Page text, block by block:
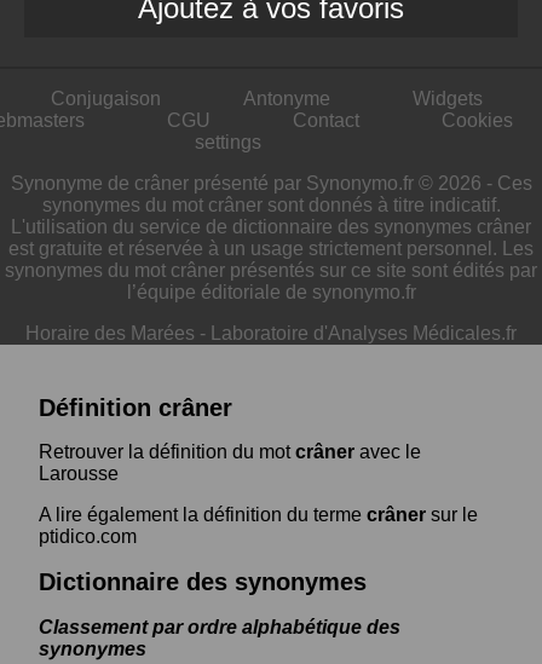
Ajoutez à vos favoris
Conjugaison Antonyme
Widgets
CGU Contact
Cookies
settings
Synonyme de crâner présenté par Synonymo.fr © 2026 - Ces
synonymes du mot crâner sont donnés à titre indicatif.
L'utilisation du service de dictionnaire des synonymes crâner
est gratuite et réservée à un usage strictement personnel. Les
synonymes du mot crâner présentés sur ce site sont édités par
l’équipe éditoriale de synonymo.fr
Horaire des Marées - Laboratoire d'Analyses Médicales.fr
Définition crâner
Retrouver la définition du motcrâner avec le
Larousse
A lire également la définition du terme crâner sur le
ptidico.com
Dictionnaire des synonymes
Classement par ordre alphabétique des
synonymes